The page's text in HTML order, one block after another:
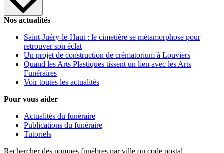
Nos actualités
Saint-Juéry-le-Haut : le cimetière se métamorphose pour
retrouver son éclat
Un projet de construction de crématorium à Louviers
Quand les Arts Plastiques tissent un lien avec les Arts
Funéraires
Voir toutes les actualités
Pour vous aider
Actualités du funéraire
Publications du funéraire
Tutoriels